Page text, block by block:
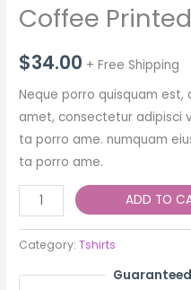
Coffee
$34.00 + Free Shipping
Neque porro quisquam est,
amet, consectetur adipisci
ta porro ame. numquam
ta porro ame.
Coffee
Printed
Black
ADD TO
Category:Tshirts